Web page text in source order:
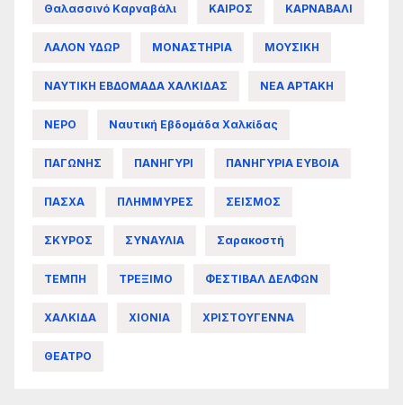
Θαλασσινό Καρναβάλι ΚΑΙΡΟΣ ΚΑΡΝΑΒΑΛΙ
ΛΑΛΟΝ ΥΔΩΡ ΜΟΝΑΣΤΗΡΙΑ ΜΟΥΣΙΚΗ
ΝΑΥΤΙΚΗ ΕΒΔΟΜΑΔΑ ΧΑΛΚΙΔΑΣ ΝΕΑ ΑΡΤΑΚΗ
ΝΕΡΟ Ναυτική Εβδομάδα Χαλκίδας
ΠΑΓΩΝΗΣ ΠΑΝΗΓΥΡΙ ΠΑΝΗΓΥΡΙΑ ΕΥΒΟΙΑ
ΠΑΣΧΑ ΠΛΗΜΜΥΡΕΣ ΣΕΙΣΜΟΣ
ΣΚΥΡΟΣ ΣΥΝΑΥΛΙΑ Σαρακοστή
ΤΕΜΠΗ ΤΡΕΞΙΜΟ ΦΕΣΤΙΒΑΛ ΔΕΛΦΩΝ
ΧΑΛΚΙΔΑ ΧΙΟΝΙΑ ΧΡΙΣΤΟΥΓΕΝΝΑ
ΘΕΑΤΡΟ